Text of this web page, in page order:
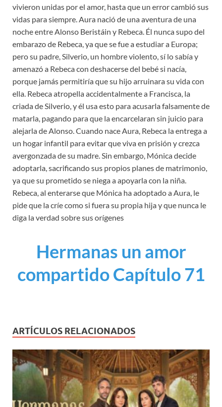
vivieron unidas por el amor, hasta que un error cambió sus
vidas para siempre. Aura nació de una aventura de una
noche entre Alonso Beristáin y Rebeca. Él nunca supo del
embarazo de Rebeca, ya que se fue a estudiar a Europa;
pero su padre, Silverio, un hombre violento, sí lo sabía y
amenazó a Rebeca con deshacerse del bebé si nacía,
porque jamás permitiría que su hijo arruinara su vida con
ella. Rebeca atropella accidentalmente a Francisca, la
criada de Silverio, y él usa esto para acusarla falsamente de
matarla, pagando para que la encarcelaran sin juicio para
alejarla de Alonso. Cuando nace Aura, Rebeca la entrega a
un hogar infantil para evitar que viva en prisión y crezca
avergonzada de su madre. Sin embargo, Mónica decide
adoptarla, sacrificando sus propios planes de matrimonio,
ya que su prometido se niega a apoyarla con la niña.
Rebeca, al enterarse que Mónica ha adoptado a Aura, le
pide que la críe como si fuera su propia hija y que nunca le
diga la verdad sobre sus orígenes
Hermanas un amor
compartido Capítulo 71
ARTÍCULOS RELACIONADOS